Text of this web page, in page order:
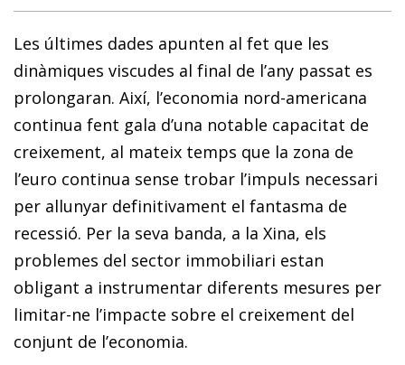
Les últimes dades apunten al fet que les
dinàmiques viscudes al final de l’any passat es
prolongaran. Així, l’economia nord-americana
continua fent gala d’una notable capacitat de
creixement, al mateix temps que la zona de
l’euro continua sense trobar l’impuls necessari
per allunyar definitivament el fantasma de
recessió. Per la seva banda, a la Xina, els
problemes del sector immobiliari estan
obligant a instrumentar diferents mesures per
limitar-ne l’impacte sobre el creixement del
conjunt de l’economia.